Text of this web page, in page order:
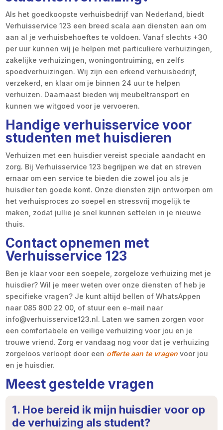
Als het goedkoopste verhuisbedrijf van Nederland, biedt
Verhuisservice 123 een breed scala aan diensten aan om
aan al je verhuisbehoeftes te voldoen. Vanaf slechts +30
per uur kunnen wij je helpen met particuliere verhuizingen,
zakelijke verhuizingen, woningontruiming, en zelfs
spoedverhuizingen. Wij zijn een erkend verhuisbedrijf,
verzekerd, en klaar om je binnen 24 uur te helpen
verhuizen. Daarnaast bieden wij meubeltransport en
kunnen we witgoed voor je vervoeren.
Handige verhuisservice voor
studenten met huisdieren
Verhuizen met een huisdier vereist speciale aandacht en
zorg. Bij Verhuisservice 123 begrijpen we dat en streven
ernaar om een service te bieden die zowel jou als je
huisdier ten goede komt. Onze diensten zijn ontworpen om
het verhuisproces zo soepel en stressvrij mogelijk te
maken, zodat jullie je snel kunnen settelen in je nieuwe
thuis.
Contact opnemen met
Verhuisservice 123
Ben je klaar voor een soepele, zorgeloze verhuizing met je
huisdier? Wil je meer weten over onze diensten of heb je
specifieke vragen? Je kunt altijd bellen of WhatsAppen
naar 085 800 22 00, of stuur een e-mail naar
info@verhuisservice123.nl. Laten we samen zorgen voor
een comfortabele en veilige verhuizing voor jou en je
trouwe vriend. Zorg er vandaag nog voor dat je verhuizing
zorgeloos verloopt door een offerte aan te vragen voor jou
en je huisdier.
Meest gestelde vragen
1. Hoe bereid ik mijn huisdier voor op
de verhuizing als student?